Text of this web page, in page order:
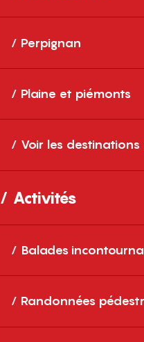
Perpignan
Plaine et piémonts
Voir les destinations
Activités
Balades
Randonnées
et après-
TOUTE L’ANNÉE
expositions,
les Pyrénées-
grands temps forts
de
vivre les
sorties près de
infos dans notre
et sorties
Orientales